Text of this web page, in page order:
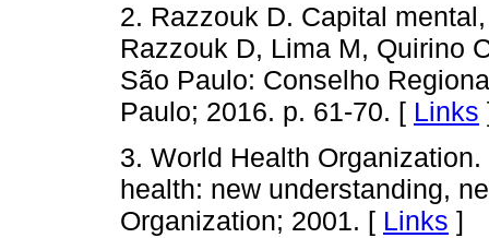
2. Razzouk D. Capital
Razzouk D, Lima M, Quirino
São Paulo: Conselho
Paulo; 2016. p. 61-70. [ Links
3. World Health
health: new understanding,
Organization; 2001. [ Links ]